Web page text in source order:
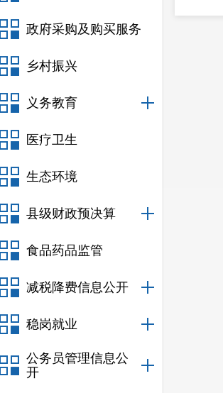
政府采购及购买服务
乡村振兴
义务教育
医疗卫生
生态环境
县级财政预决算
食品药品监管
减税降费信息公开
稳岗就业
公务员管理信息公
开